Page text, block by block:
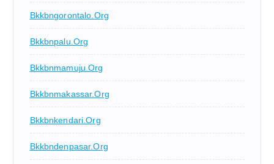
Bkkbngorontalo.org
Bkkbnpalu.org
Bkkbnmamuju.org
Bkkbnmakassar.org
Bkkbnkendari.org
Bkkbndenpasar.org